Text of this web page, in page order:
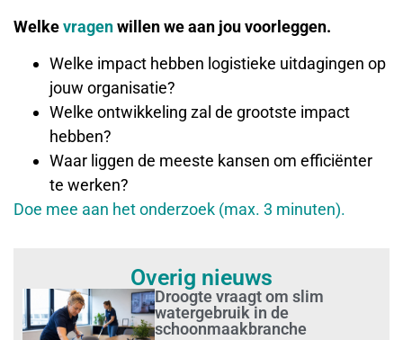
Welkevragenwillen we aan jou voorleggen.
Welke impact hebben logistieke uitdagingen op
jouw organisatie?
Welke ontwikkeling zal de grootste impact
hebben?
Waar liggen de meeste kansen om efficiënter
te werken?
Doe mee aan het onderzoek (max. 3 minuten).
Overig nieuws
Droogte vraagt om slim
watergebruik in de
schoonmaakbranche